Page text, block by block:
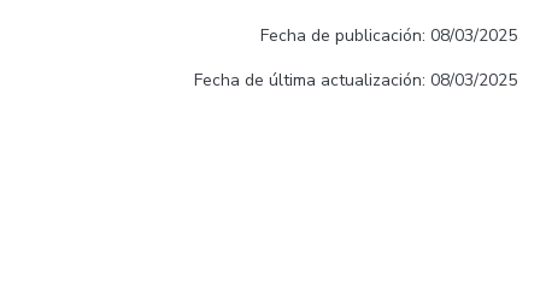
Fecha de publicación: 08/03/2025
Fecha de última actualización: 08/03/2025